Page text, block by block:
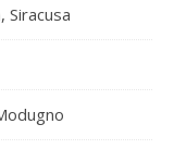
Siracusa